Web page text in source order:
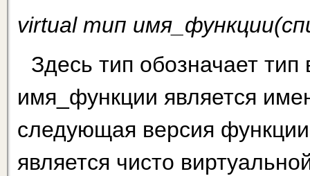
virtual тип
Здесь тип обозначает
имя_функции является
следующая версия
является чисто